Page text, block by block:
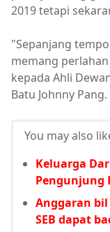
2019 tetapi
"Sepanjang
memang
kepada Ahli
Batu Johnny Pang.
You may also
Keluarga
Pengunjung
Anggaran
SEB dapat